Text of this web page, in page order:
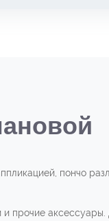
пончо
прочие